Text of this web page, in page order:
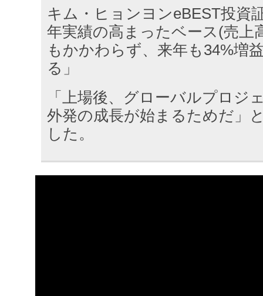
キム・ヒョンヨンeBEST投資
年実績の高まったベース(売上
もかかわらず、来年も34%増
る」
「上場後、グローバルプロジ
外発の成長が始まるためだ」
した。